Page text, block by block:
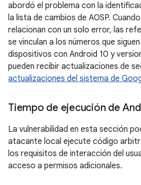
abordó el problema con la
la lista de cambios de AOSP.
relacionan con un solo error, las
se vinculan a los números que
dispositivos con Android 10 y
pueden recibir actualizaciones de
actualizaciones del sistema de
Tiempo de ejecución de
La vulnerabilidad en esta sección
atacante local ejecute código
los requisitos de interacción del
acceso a permisos adicionales.